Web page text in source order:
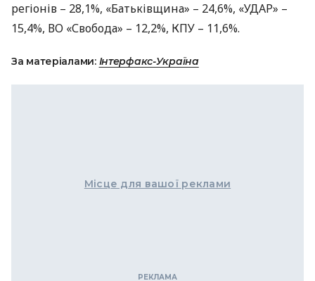
регіонів – 28,1%, «Батьківщина» – 24,6%, «УДАР» –
15,4%, ВО «Свобода» – 12,2%, КПУ – 11,6%.
За матеріалами: Інтерфакс-Україна
Місце для вашої реклами